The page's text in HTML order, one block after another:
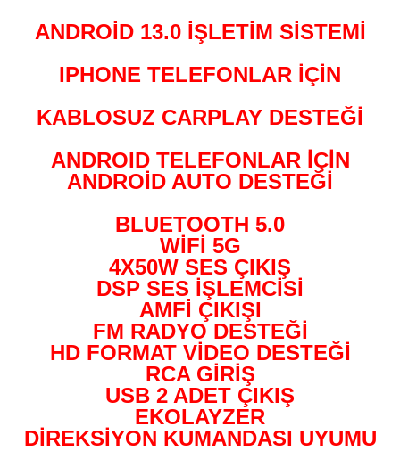
ANDROİD 13.0 İŞLETİM SİSTEMİ
IPHONE TELEFONLAR İÇİN
KABLOSUZ CARPLAY DESTEĞİ
ANDROID TELEFONLAR İÇİN
ANDROİD AUTO DESTEĞİ
BLUETOOTH 5.0
WİFİ 5G
4X50W SES ÇIKIŞ
DSP SES İŞLEMCİSİ
AMFİ ÇIKIŞI
FM RADYO DESTEĞİ
HD FORMAT VİDEO DESTEĞİ
RCA GİRİŞ
USB 2 ADET ÇIKIŞ
EKOLAYZER
DİREKSİYON KUMANDASI UYUMU